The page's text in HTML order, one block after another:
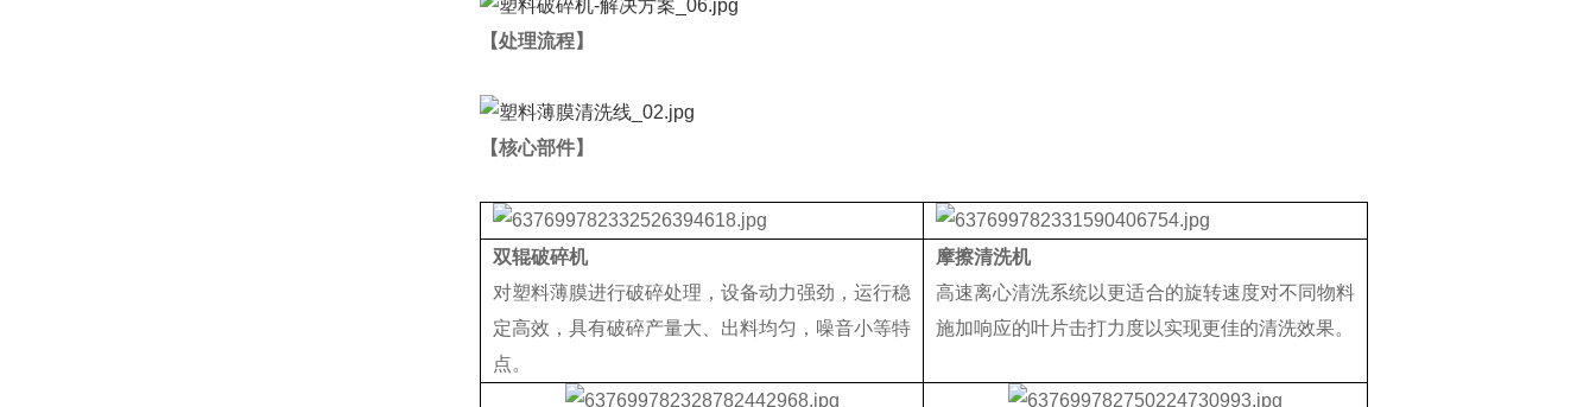
【处理流程】
【核心部件】
双辊破碎机
对塑料薄膜进行破碎处理，设备动力强劲，运行稳
定高效，具有破碎产量大、出料均匀，噪音小等特
点。
摩擦清洗机
高速离心清洗系统以更适合的旋转速度对不同物料
施加响应的叶片击打力度以实现更佳的清洗效果。